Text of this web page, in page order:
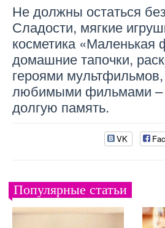
Не должны остаться
Сладости, мягкие
косметика «Маленькая
домашние тапочки,
героями
любимыми фильмами –
долгую память.
VK
Популярные статьи